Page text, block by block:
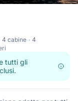
4 cabine
4
tutti gli